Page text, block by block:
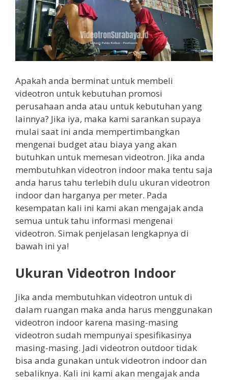
Apakah anda berminat untuk membeli
videotron untuk kebutuhan promosi
perusahaan anda atau untuk kebutuhan yang
lainnya? Jika iya, maka kami sarankan supaya
mulai saat ini anda mempertimbangkan
mengenai budget atau biaya yang akan
butuhkan untuk memesan videotron. Jika anda
membutuhkan videotron indoor maka tentu saja
anda harus tahu terlebih dulu ukuran videotron
indoor dan harganya per meter. Pada
kesempatan kali ini kami akan mengajak anda
semua untuk tahu informasi mengenai
videotron. Simak penjelasan lengkapnya di
bawah ini ya!
Ukuran Videotron Indoor
Jika anda membutuhkan videotron untuk di
dalam ruangan maka anda harus menggunakan
videotron indoor karena masing-masing
videotron sudah mempunyai spesifikasinya
masing-masing. Jadi videotron outdoor tidak
bisa anda gunakan untuk videotron indoor dan
sebaliknya. Kali ini kami akan mengajak anda